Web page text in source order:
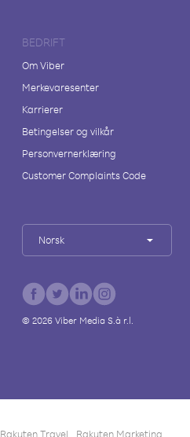
BEDRIFT
Om Viber
Merkevaresenter
Karrierer
Betingelser og vilkår
Personvernerklæring
Customer Complaints Code
Norsk
© 2026Viber Media S.à r.l.
Rakuten Travel Rakuten Marketing